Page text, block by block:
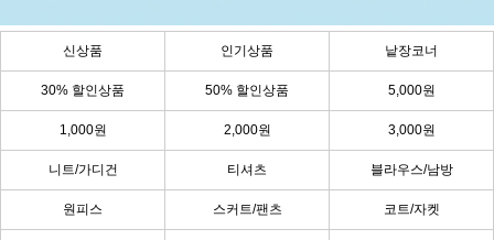
신상품 인기상품 낱장코너
30% 할인상품 50% 할인상품 5,000원
1,000원 2,000원 3,000원
니트/가디건 티셔츠 블라우스/남방
원피스 스커트/팬츠 코트/자켓